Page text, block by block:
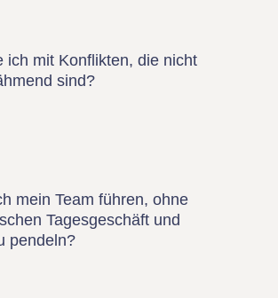
ich mit Konflikten, die nicht
sind?
mein Team führen, ohne
Tagesgeschäft und
pendeln?